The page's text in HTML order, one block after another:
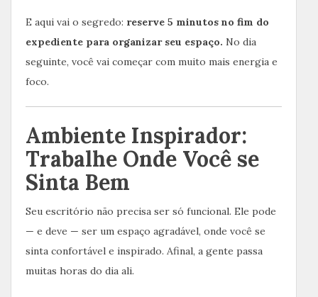
E aqui vai o segredo: reserve 5 minutos no fim do
expediente para organizar seu espaço. No dia
seguinte, você vai começar com muito mais energia e
foco.
Ambiente Inspirador:
Trabalhe Onde Você se
Sinta Bem
Seu escritório não precisa ser só funcional. Ele pode
— e deve — ser um espaço agradável, onde você se
sinta confortável e inspirado. Afinal, a gente passa
muitas horas do dia ali.